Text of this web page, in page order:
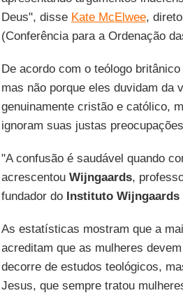
Deus", disse Kate McElwee,
(Conferência para a Ordenação
De acordo com o teólogo britânico
mas não porque eles duvidam da
genuinamente cristão e católico,
ignoram suas justas
"A confusão é saudável quando
acrescentou Wijngaards,
fundador do Instituto Wijngaards
As estatísticas mostram que a
acreditam que as mulheres
decorre de estudos teológicos,
Jesus, que sempre tratou